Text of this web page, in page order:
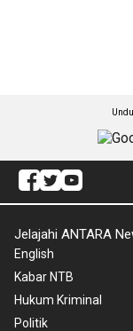
Jelajahi ANTARA
English
Kabar NTB
Hukum Kriminal
Politik